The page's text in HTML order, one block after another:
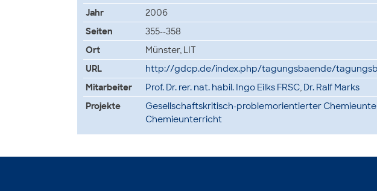
Jahr
2006
Seiten
355--358
Ort
Münster, LIT
URL
http://gdcp.de/index.php/tagungsbaende/
Mitarbeiter
Prof. Dr. rer. nat. habil. Ingo Eilks FRSC, Dr. Ralf Marks
Projekte
Gesellschaftskritisch-problemorientierter
Chemieunterricht